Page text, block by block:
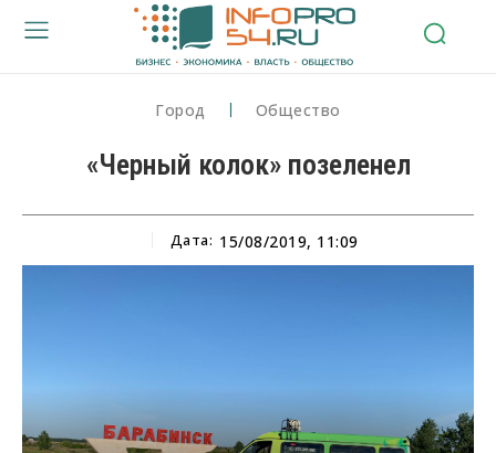
Город Общество
«Черный колок» позеленел
Дата: 15/08/2019, 11:09